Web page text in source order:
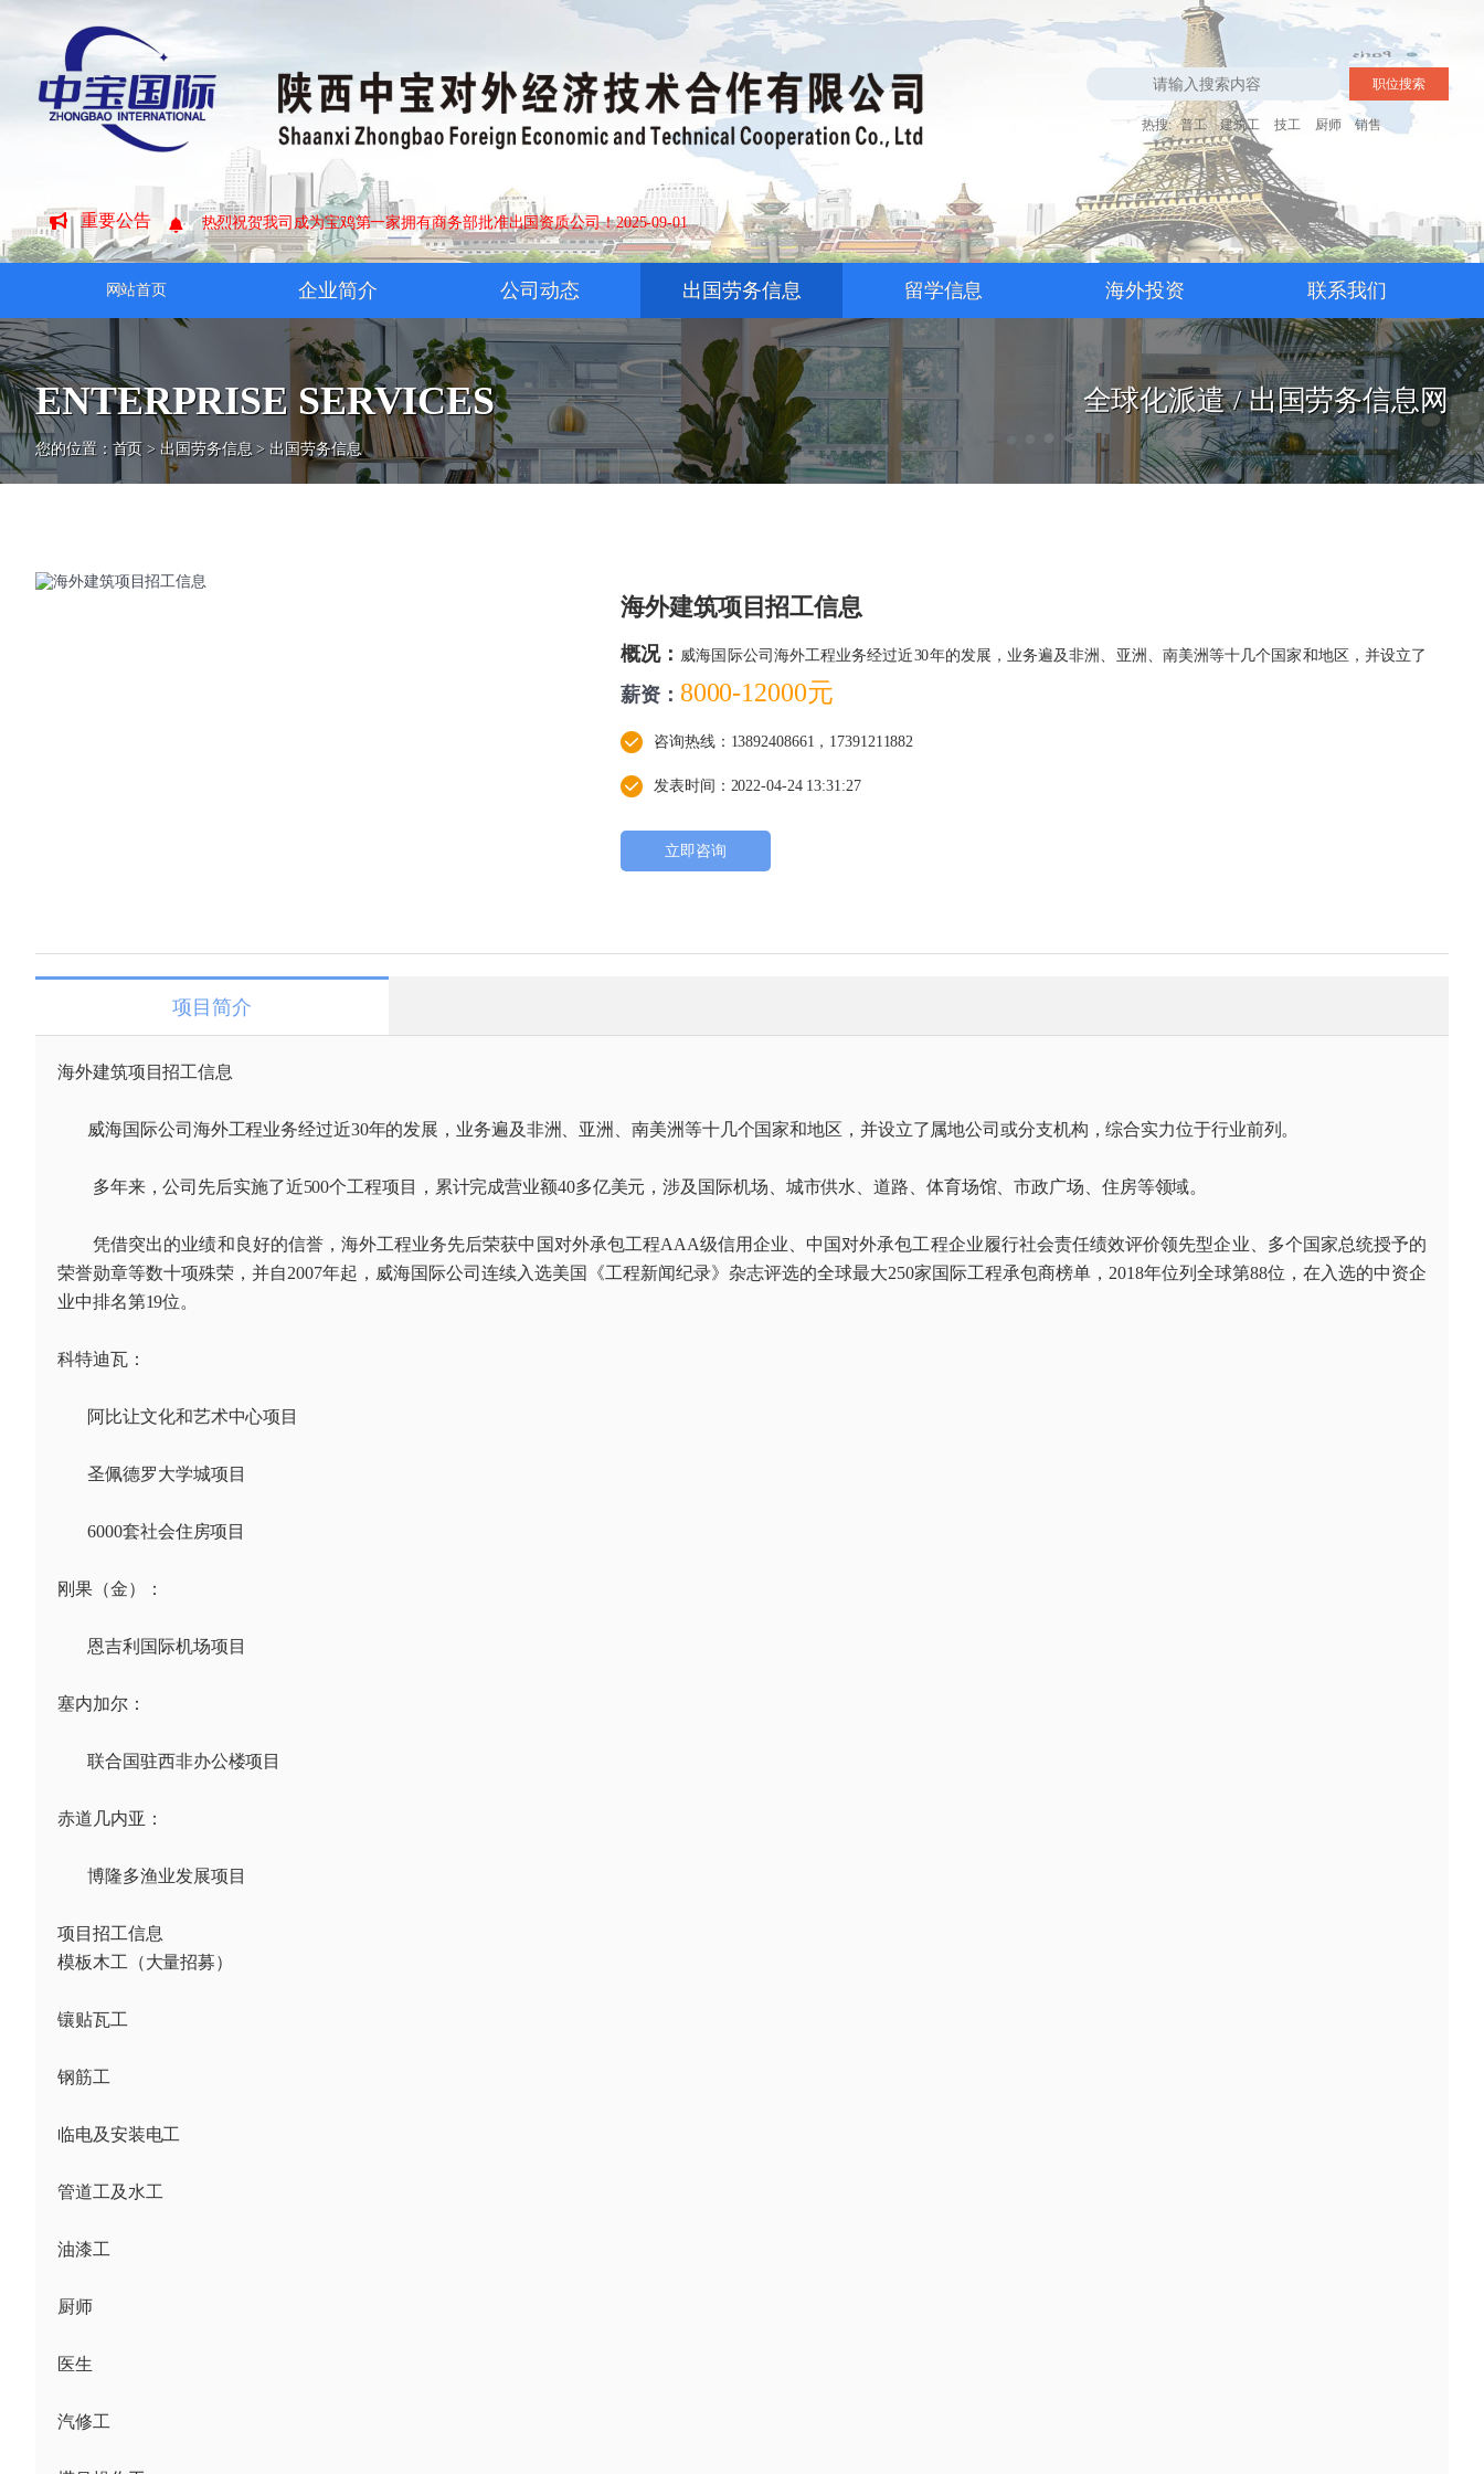
热搜: 普工 建筑工 技工 厨师 销售
重要公告 怎么查找拥有商务部批准的 对外劳务合作经营资格证的正规劳务企2025-12-01
网站首页 企业简介 公司动态 出国劳务信息 留学信息 海外投资 联系我们
ENTERPRISE SERVICES 全球化派遣 / 出国劳务信息网
您的位置： 首页> 出国劳务信息 > 出国劳务信息
海外建筑项目招工信息
概况： 威海国际公司海外工程业务经过近30年的发展，业务遍及非洲、亚洲、南美洲等十几个国家和地区，并设立了
属地公司或分支机构，综合实力位于行业前列。
薪资： 8000-12000元
咨询热线：13892408661，17391211882
发表时间：2022-04-24 13:31:27
立即咨询
项目简介
海外建筑项目招工信息
威海国际公司海外工程业务经过近30年的发展，业务遍及非洲、亚洲、南美洲等十几个国家和地区，并设立了属地公司或分支机构，综合实力位于行业前列。
多年来，公司先后实施了近500个工程项目，累计完成营业额40多亿美元，涉及国际机场、城市供水、道路、体育场馆、市政广场、住房等领域。
凭借突出的业绩和良好的信誉，海外工程业务先后荣获中国对外承包工程AAA级信用企业、中国对外承包工程企业履行社会责任绩效评价领先型企业、多个国家总统授予的
荣誉勋章等数十项殊荣，并自2007年起，威海国际公司连续入选美国《工程新闻纪录》杂志评选的全球最大250家国际工程承包商榜单，2018年位列全球第88位，在入选的中资企
业中排名第19位。
科特迪瓦：
阿比让文化和艺术中心项目
圣佩德罗大学城项目
6000套社会住房项目
刚果（金）：
恩吉利国际机场项目
塞内加尔：
联合国驻西非办公楼项目
赤道几内亚：
博隆多渔业发展项目
项目招工信息
模板木工（大量招募）
镶贴瓦工
钢筋工
临电及安装电工
管道工及水工
油漆工
厨师
医生
汽修工